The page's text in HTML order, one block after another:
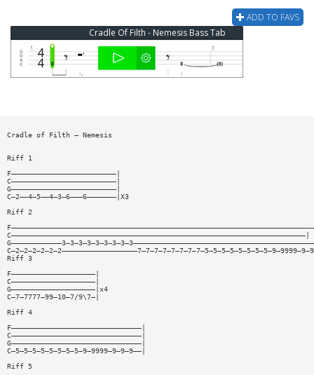
ADD TO FAVS
Cradle Of Filth - Nemesis Bass Tab
Cradle of Filth — Nemesis
Riff 1
F—————————————————————————|
C—————————————————————————|
G—————————————————————————|
C—2——4—5——4—3—6———6———————|X3
Riff 2
C——————————————————————————————————————————————————————————————————————|
Riff 3
F————————————————————|
C————————————————————|
G————————————————————|x4
C—7—7777—99—10—7/9\7—|
Riff 4
F———————————————————————————————|
C———————————————————————————————|
G———————————————————————————————|
C—5—5—5—5—5—5—5—5—9—9999—9—9—9——|
Riff 5